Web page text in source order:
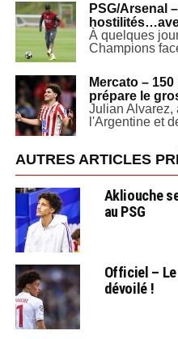
PSG/Arsenal
À quelques
Champions
Mercato –
prépare le
Julian Alvarez,
l'Argentine et
AUTRES ARTICLES
Akliouche
au PSG
Officiel – Le
dévoilé !